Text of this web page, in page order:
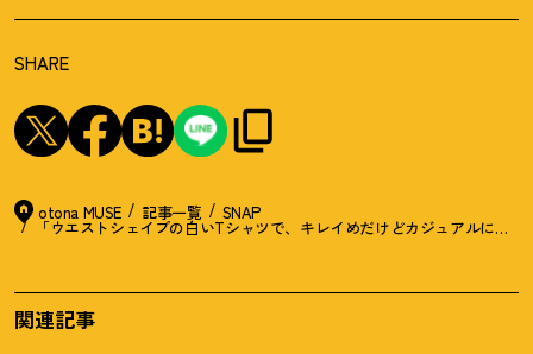
SHARE
otona MUSE 記事一覧 SNAP
「ウエストシェイプの白いTシャツで、キレイめだけどカジュアルに」
関連記事